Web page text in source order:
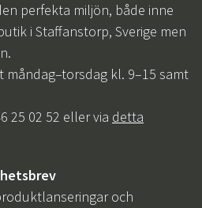
perfekta miljön, både inne
i Staffanstorp, Sverige men
kl. 9–15 samt
25 02 52 eller via detta
och